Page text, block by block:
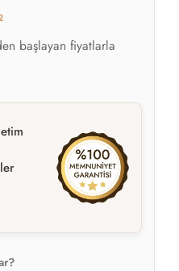
başlayan fiyatlarla